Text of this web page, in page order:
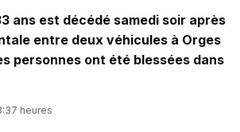
ans est décédé samedi soir après
entre deux véhicules à Orges
personnes ont été blessées dans
heures